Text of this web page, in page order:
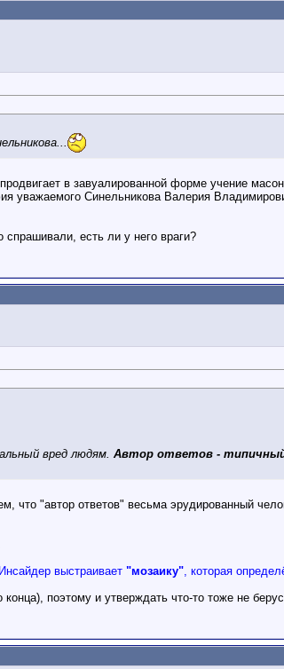
в завуалированной форме учение
уважаемого Синельникова Валерия
есть ли у него враги?
вред людям. Автор ответов -
"автор ответов" весьма эрудированный
выстраивает "мозаику", которая
поэтому и утверждать что-то тоже не